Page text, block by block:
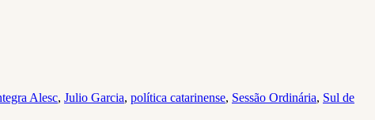
Alesc, Julio Garcia, política catarinense, Sessão Ordinária, Sul de